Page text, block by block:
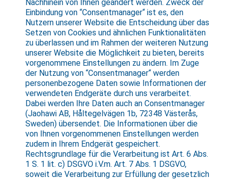
Nachhinein von Ihnen geändert werden. Zweck der
Einbindung von “Consentmanager“ ist es, den
Nutzern unserer Website die Entscheidung über das
Setzen von Cookies und ähnlichen Funktionalitäten
zu überlassen und im Rahmen der weiteren Nutzung
unserer Website die Möglichkeit zu bieten, bereits
vorgenommene Einstellungen zu ändern. Im Zuge
der Nutzung von “Consentmanager“ werden
personenbezogene Daten sowie Informationen der
verwendeten Endgeräte durch uns verarbeitet.
Dabei werden Ihre Daten auch an Consentmanager
(Jaohawi AB, Håltegelvägen 1b, 72348 Västerås,
Sweden) übersendet. Die Informationen über die
von Ihnen vorgenommenen Einstellungen werden
zudem in Ihrem Endgerät gespeichert.
Rechtsgrundlage für die Verarbeitung ist Art. 6 Abs.
1 S. 1 lit. c) DSGVO i.V.m. Art. 7 Abs. 1 DSGVO,
soweit die Verarbeitung zur Erfüllung der gesetzlich